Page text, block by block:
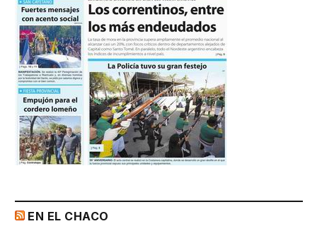
EN EL CHACO